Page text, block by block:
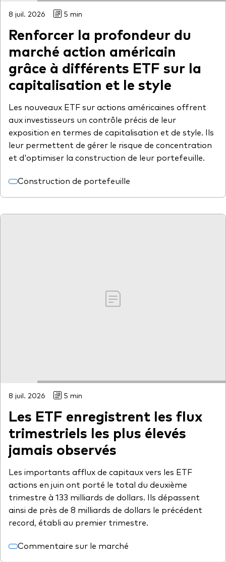
8 juil. 2026 5 min
Renforcer la profondeur du
marché action américain
grâce à différents ETF sur la
capitalisation et le style
Les nouveaux ETF sur actions américaines offrent
aux investisseurs un contrôle précis de leur
exposition en termes de capitalisation et de style. Ils
leur permettent de gérer le risque de concentration
et d'optimiser la construction de leur portefeuille.
Construction de portefeuille
8 juil. 2026 5 min
Les ETF enregistrent les flux
trimestriels les plus élevés
jamais observés
Les importants afflux de capitaux vers les ETF
actions en juin ont porté le total du deuxième
trimestre à 133 milliards de dollars. Ils dépassent
ainsi de près de 8 milliards de dollars le précédent
record, établi au premier trimestre.
Commentaire sur le marché